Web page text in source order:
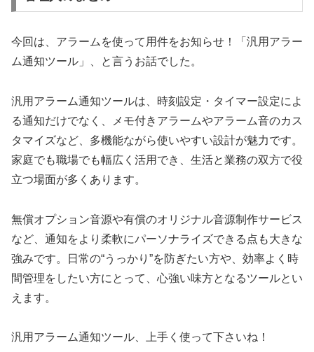
今回は、アラームを使って用件をお知らせ！「汎用アラー
ム通知ツール」、と言うお話でした。
汎用アラーム通知ツールは、時刻設定・タイマー設定によ
る通知だけでなく、メモ付きアラームやアラーム音のカス
タマイズなど、多機能ながら使いやすい設計が魅力です。
家庭でも職場でも幅広く活用でき、生活と業務の双方で役
立つ場面が多くあります。
無償オプション音源や有償のオリジナル音源制作サービス
など、通知をより柔軟にパーソナライズできる点も大きな
強みです。日常の“うっかり”を防ぎたい方や、効率よく時
間管理をしたい方にとって、心強い味方となるツールとい
えます。
汎用アラーム通知ツール、上手く使って下さいね！